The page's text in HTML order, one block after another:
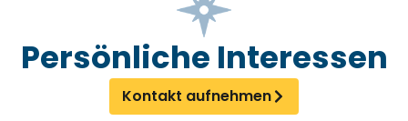
Persönliche Interessen
Kontakt aufnehmen